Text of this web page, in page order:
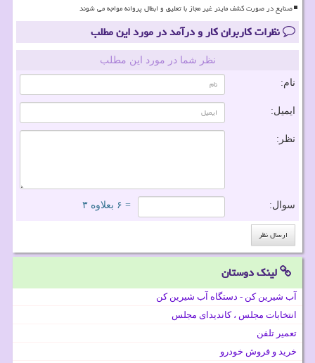
صنایع در صورت کشف ماینر غیر مجاز با تعلیق و ابطال پروانه مواجه می شوند
نظرات کاربران کار و درآمد در مورد این مطلب
نظر شما در مورد این مطلب
نام:
ایمیل:
نظر:
سوال: = ۶ بعلاوه ۳
لینک دوستان
آب شیرین کن - دستگاه آب شیرین کن
انتخابات مجلس ، کاندیدای مجلس
تعمیر تلفن
خرید و فروش خودرو